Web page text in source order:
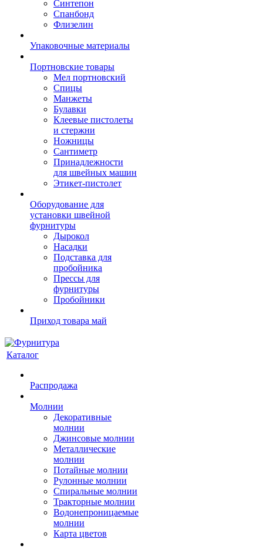
Синтепон
Спанбонд
Флизелин
Упаковочные материалы
Портновские товары
Мел портновский
Спицы
Манжеты
Булавки
Клеевые пистолеты
и стержни
Ножницы
Сантиметр
Принадлежности
для швейных машин
Этикет-пистолет
Оборудование для
установки швейной
фурнитуры
Дырокол
Насадки
Подставка для
пробойника
Прессы для
фурнитуры
Пробойники
Приход товара май
Каталог
Распродажа
Молнии
Декоративные
молнии
Джинсовые молнии
Металлические
молнии
Потайные молнии
Рулонные молнии
Спиральные молнии
Тракторные молнии
Водонепроницаемые
молнии
Карта цветов